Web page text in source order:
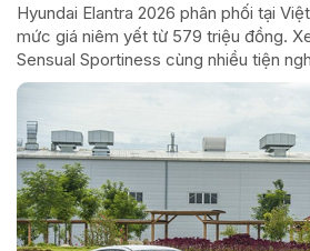
Hyundai Elantra 2026 phân phối tại
mức giá niêm yết từ 579 triệu đồng.
Sensual Sportiness cùng nhiều tiện